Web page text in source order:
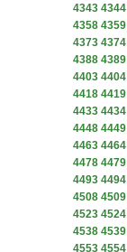
4343 4344
4358 4359
4373 4374
4388 4389
4403 4404
4418 4419
4433 4434
4448 4449
4463 4464
4478 4479
4493 4494
4508 4509
4523 4524
4538 4539
4553 4554